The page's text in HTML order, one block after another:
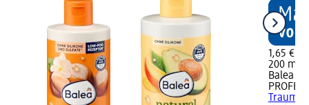
1,65 €
200 ml
Balea